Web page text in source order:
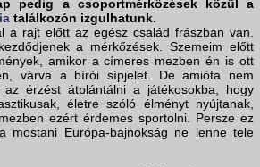
pedig a csoportmérkőzések közül a
találkozón izgulhatunk.
a rajt előtt az egész család frászban van.
a mérkőzések. Szemeim előtt
amikor a címeres mezben én is ott
várva a bírói sípjelet. De amióta nem
érzést átplántálni a játékosokba, hogy
életre szóló élményt nyújtanak,
ezért érdemes sportolni. Persze ez
mostani Európa-bajnokság ne lenne tele